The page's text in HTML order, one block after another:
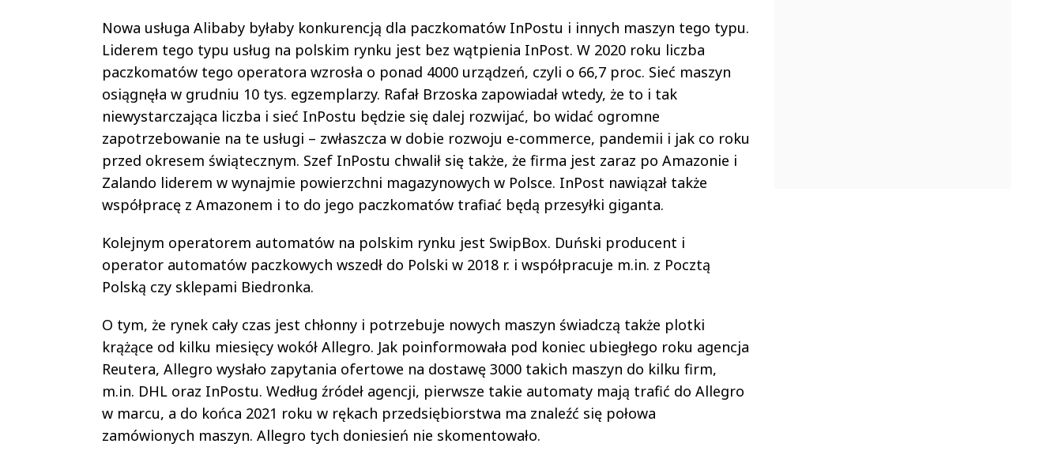
Nowa usługa Alibaby byłaby konkurencją dla paczkomatów InPostu i innych maszyn tego typu.
Liderem tego typu usług na polskim rynku jest bez wątpienia InPost. W 2020 roku liczba
paczkomatów tego operatora wzrosła o ponad 4000 urządzeń, czyli o 66,7 proc. Sieć maszyn
osiągnęła w grudniu 10 tys. egzemplarzy. Rafał Brzoska zapowiadał wtedy, że to i tak
niewystarczająca liczba i sieć InPostu będzie się dalej rozwijać, bo widać ogromne
zapotrzebowanie na te usługi – zwłaszcza w dobie rozwoju e-commerce, pandemii i jak co roku
przed okresem świątecznym. Szef InPostu chwalił się także, że firma jest zaraz po Amazonie i
Zalando liderem w wynajmie powierzchni magazynowych w Polsce. InPost nawiązał także
współpracę z Amazonem i to do jego paczkomatów trafiać będą przesyłki giganta.
Kolejnym operatorem automatów na polskim rynku jest SwipBox. Duński producent i
operator automatów paczkowych wszedł do Polski w 2018 r. i współpracuje m.in. z Pocztą
Polską czy sklepami Biedronka.
O tym, że rynek cały czas jest chłonny i potrzebuje nowych maszyn świadczą także plotki
krążące od kilku miesięcy wokół Allegro. Jak poinformowała pod koniec ubiegłego roku agencja
Reutera, Allegro wysłało zapytania ofertowe na dostawę 3000 takich maszyn do kilku firm,
m.in. DHL oraz InPostu. Według źródeł agencji, pierwsze takie automaty mają trafić do Allegro
w marcu, a do końca 2021 roku w rękach przedsiębiorstwa ma znaleźć się połowa
zamówionych maszyn. Allegro tych doniesień nie skomentowało.